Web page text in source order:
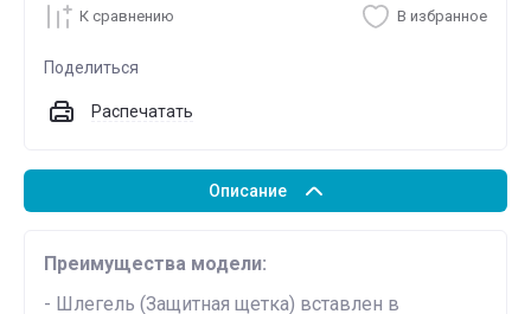
К сравнению В избранное
Поделиться
Распечатать
Описание
Преимущества модели:
- Шлегель (Защитная щетка) вставлен в